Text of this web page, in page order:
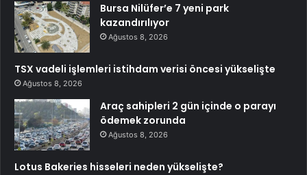
Bursa Nilüfer’e 7 yeni park
kazandırılıyor
Ağustos 8, 2026
TSX vadeli işlemleri istihdam verisi öncesi yükselişte
Ağustos 8, 2026
Araç sahipleri 2 gün içinde o parayı
ödemek zorunda
Ağustos 8, 2026
Lotus Bakeries hisseleri neden yükselişte?